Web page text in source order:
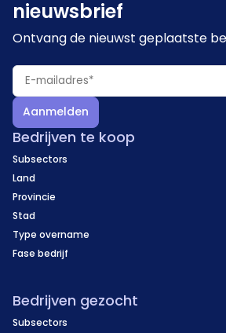
nieuwsbrief
Ontvang de nieuwst geplaatste
Aanmelden
Bedrijven te koop
Subsectors
Land
Provincie
Stad
Type overname
Fase bedrijf
Bedrijven gezocht
Subsectors